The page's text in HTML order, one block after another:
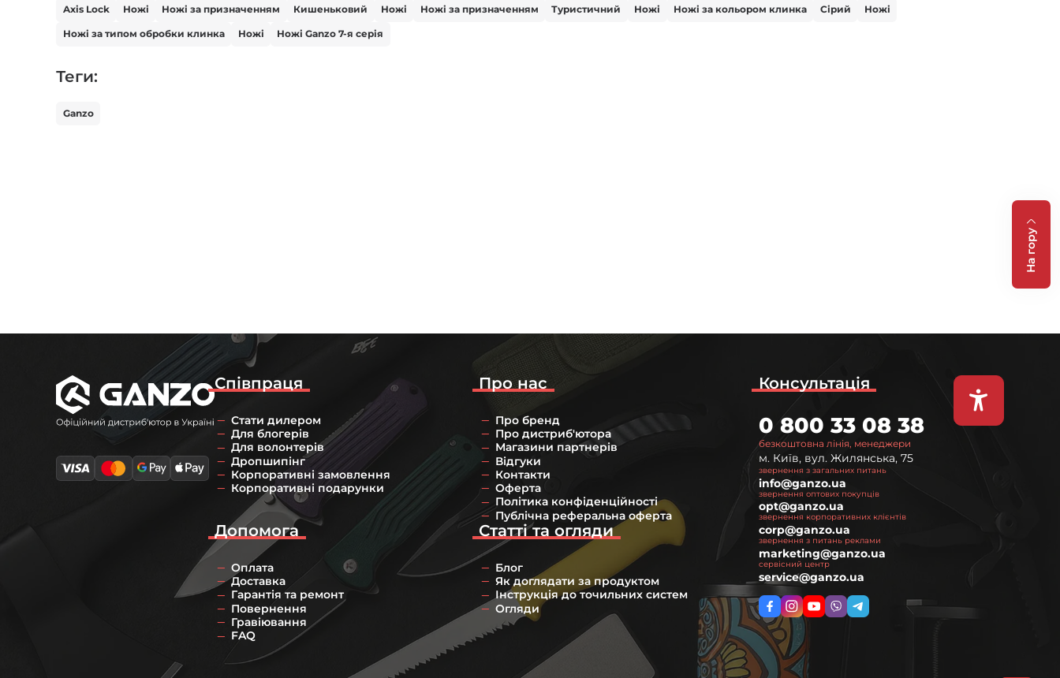
Axis Lock Ножі Ножі за призначенням Кишеньковий Ножі Ножі за призначенням Туристичний Ножі Ножі за кольором клинка Сірий Ножі
Ножі за типом обробки клинка Ножі Ножі Ganzo 7-я серія
Теги:
Ganzo
На гору
Про нас
Про бренд
Про дистриб'ютора
Магазини партнерів
Відгуки
Контакти
Оферта
Політика конфіденційності
Публічна реферальна оферта
Співпраця
Стати дилером
Для блогерів
Для волонтерів
Дропшипінг
Корпоративні замовлення
Корпоративні подарунки
Статті та огляди
Блог
Як доглядати за продуктом
Інструкція до точильних систем
Огляди
Допомога
Оплата
Доставка
Гарантія та ремонт
Повернення
Гравіювання
FAQ
Консультація
безкоштовна лінія, менеджери
0 800 33 08 38
м. Київ, вул. Жилянська, 75
звернення з загальних питань
info@ganzo.ua
звернення оптових покупців
opt@ganzo.ua
звернення корпоративних клієнтів
corp@ganzo.ua
звернення з питань реклами
marketing@ganzo.ua
сервісний центр
service@ganzo.ua